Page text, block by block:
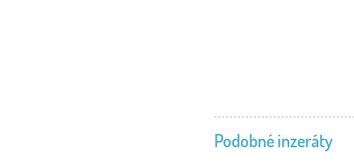
Podobné inzeráty